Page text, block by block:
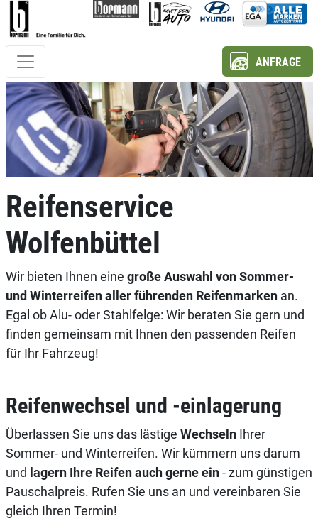
ANFRAGE
Reifenservice
Wolfenbüttel
Wir bieten Ihnen eine große Auswahl von Sommer-
und Winterreifen aller führenden Reifenmarkenan.
Egal ob Alu- oder Stahlfelge: Wir beraten Sie gern und
finden gemeinsam mit Ihnen den passenden Reifen
für Ihr Fahrzeug!
Reifenwechsel und -einlagerung
Überlassen Sie uns das lästige WechselnIhrer
Sommer- und Winterreifen. Wir kümmern uns darum
und lagern Ihre Reifen auch gerne ein- zum günstigen
Pauschalpreis. Rufen Sie uns an und vereinbaren Sie
gleich Ihren Termin!